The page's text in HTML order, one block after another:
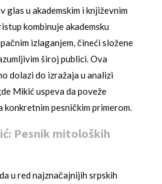
u akademskim i književnim
kombinuje akademsku
izlaganjem, čineći složene
široj publici. Ova
dolazi do izražaja u analizi
Mikić uspeva da poveže
pesničkim primerom.
Pesnik mitoloških
u red najznačajnijih srpskih